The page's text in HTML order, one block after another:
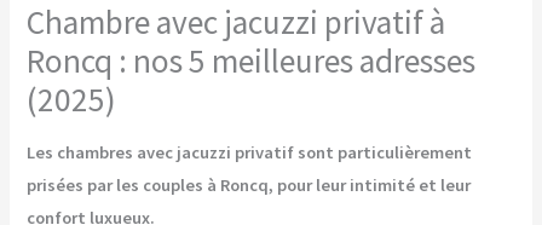
Chambre avec jacuzzi privatif à
Roncq : nos 5 meilleures adresses
(2025)
Les chambres avec jacuzzi privatif sont particulièrement
prisées par les couples à Roncq, pour leur intimité et leur
confort luxueux.